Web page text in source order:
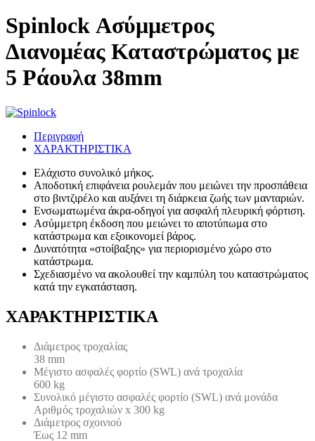
Spinlock Ασύμμετρος
Διανομέας Καταστρώματος με
5 Ράουλα 38mm
Περιγραφή
ΧΑΡΑΚΤΗΡΙΣΤΙΚΑ
Ελάχιστο συνολικό μήκος.
Αποδοτική επιφάνεια ρουλεμάν που μειώνει την προσπάθεια
στο βιντζιρέλο και αυξάνει τη διάρκεια ζωής των μανταριών.
Ενσωματωμένα άκρα-οδηγοί για ασφαλή πλευρική φόρτιση.
Ασύμμετρη έκδοση που μειώνει το αποτύπωμα στο
κατάστρωμα και εξοικονομεί βάρος.
Δυνατότητα «στοίβαξης» για περιορισμένο χώρο στο
κατάστρωμα.
Σχεδιασμένο να ακολουθεί την καμπύλη του καταστρώματος
κατά την εγκατάσταση.
ΧΑΡΑΚΤΗΡΙΣΤΙΚΑ
Διάμετρος τροχαλίας
38 mm
Μέγιστο ασφαλές φορτίο (SWL) ανά τροχαλία
600 kg
Συνολικό μέγιστο ασφαλές φορτίο (SWL) ανά μονάδα
Αριθμός τροχαλιών x 300 kg
Διάμετρος σχοινιού
Έως 12 mm